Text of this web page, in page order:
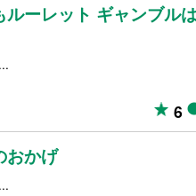
ーレット ギャンブル
6
おかげ